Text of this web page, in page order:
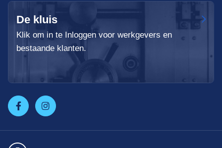
De kluis
Klik om in te Inloggen voor werkgevers en
bestaande klanten.